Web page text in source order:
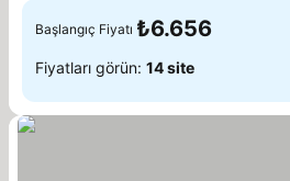
Başlangıç Fiyatı ₺6.656
Fiyatları görün: 14 site